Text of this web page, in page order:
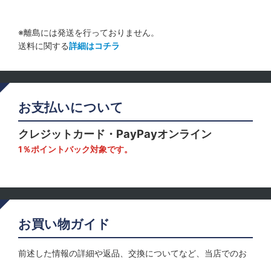
※離島には発送を行っておりません。
送料に関する詳細はコチラ
お支払いについて
クレジットカード・PayPayオンライン
1％ポイントバック対象です。
お買い物ガイド
前述した情報の詳細や返品、交換についてなど、当店でのお